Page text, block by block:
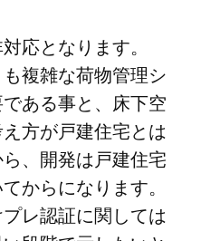
応となります。
複雑な荷物管理シ
ある事と、床下空
方が戸建住宅とは
、開発は戸建住宅
からになります。
レ認証に関しては